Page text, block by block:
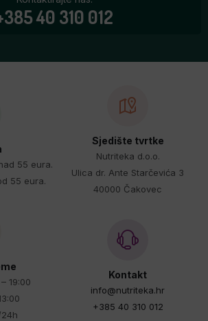
40 310 012
55 eura.
55 eura.
Sjedište tvrtke
Nutriteka d.o.o.
Ulica dr. Ante Starčevića 3
40000 Čakovec
19:00
24h
Kontakt
info@nutriteka.hr
+385 40 310 012